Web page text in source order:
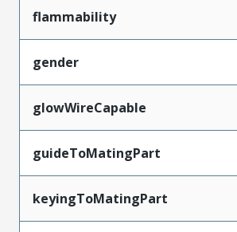
flammability
gender
glowWireCapable
guideToMatingPart
keyingToMatingPart